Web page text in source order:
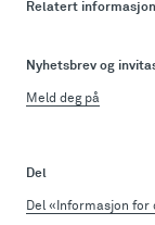
Relatert informasjon
Nyhetsbrev og
Meld deg på
Del
Del «Informasjon for